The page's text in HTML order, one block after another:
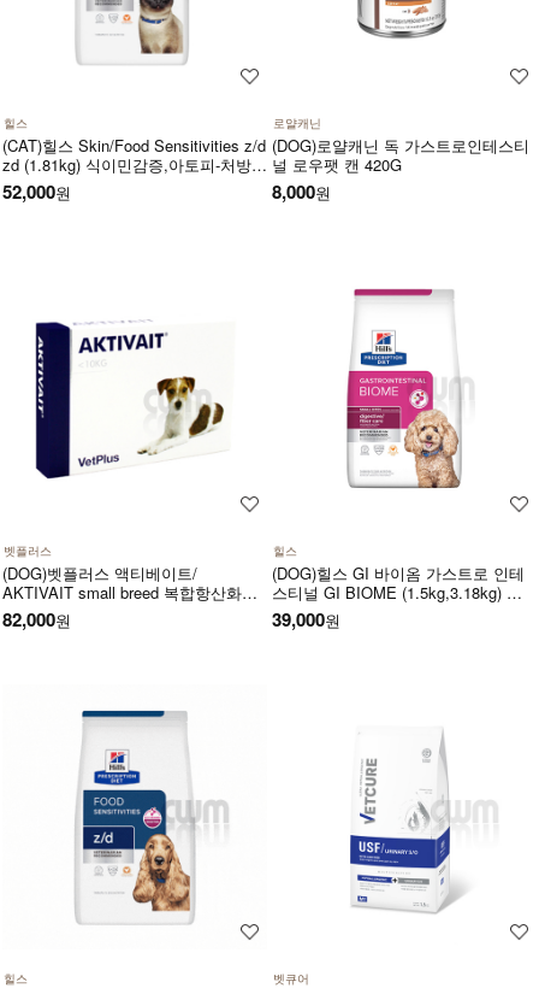
힐스
(CAT)힐스 Skin/Food Sensitivities z/d
zd (1.81kg) 식이민감증,아토피-처방
식,처방사료
52,000원
로얄캐닌
(DOG)로얄캐닌 독 가스트로인테스티
널 로우팻 캔 420G
8,000원
벳플러스
(DOG)벳플러스 액티베이트/
AKTIVAIT small breed 복합항산화제/
두뇌영양공급,인지력상승(60캡슐)소
형견용
82,000원
힐스
(DOG)힐스 GI 바이옴­ 가스트로 인테
스티널 GI BIOME (1.5kg,3.18kg) 급
성만성위장관질환-처방식,처방사료
39,000원
힐스 벳큐어